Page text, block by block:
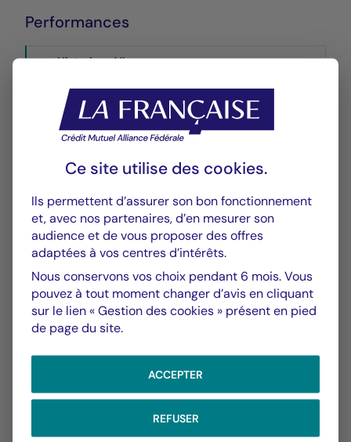
Performances
Historique VL
GRAPHIQUE TABLEAU
Graphique
Performances
En date du 06/08/2026
Les chiffres cités se réfèrent à des simulations de
The chart has 1 X axis displaying Time. Data ranges
The chart has 1 Y axis displaying values. Data ranges
10,00 %
YTD ▾
Du : 31/12/2025 Au : 06/08/2026
Ce site utilise des cookies.
Ils permettent d’assurer son bon fonctionnement
et, avec nos partenaires, d’en mesurer son
audience et de vous proposer des offres
adaptées à vos centres d’intérêts.
Nous conservons vos choix pendant 6 mois. Vous
pouvez à tout moment changer d’avis en cliquant
sur le lien « Gestion des cookies » présent en pied
de page du site.
ACCEPTER
REFUSER